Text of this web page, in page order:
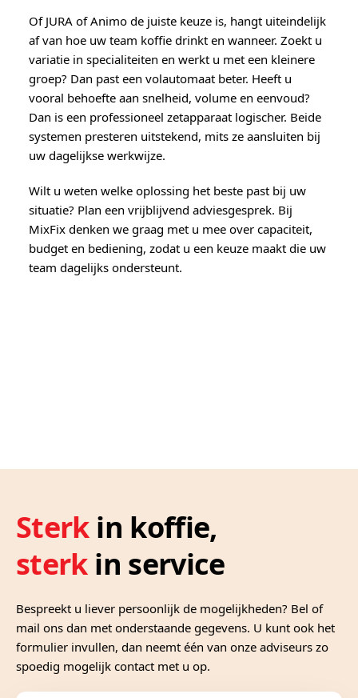
Of JURA of Animo de juiste keuze is, hangt uiteindelijk
af van hoe uw team koffie drinkt en wanneer. Zoekt u
variatie in specialiteiten en werkt u met een kleinere
groep? Dan past een volautomaat beter. Heeft u
vooral behoefte aan snelheid, volume en eenvoud?
Dan is een professioneel zetapparaat logischer. Beide
systemen presteren uitstekend, mits ze aansluiten bij
uw dagelijkse werkwijze.
Wilt u weten welke oplossing het beste past bij uw
situatie? Plan een vrijblijvend adviesgesprek. Bij
MixFix denken we graag met u mee over capaciteit,
budget en bediening, zodat u een keuze maakt die uw
team dagelijks ondersteunt.
Sterkin koffie,
sterkin service
Bespreekt u liever persoonlijk de mogelijkheden? Bel of
mail ons dan met onderstaande gegevens. U kunt ook het
formulier invullen, dan neemt één van onze adviseurs zo
spoedig mogelijk contact met u op.